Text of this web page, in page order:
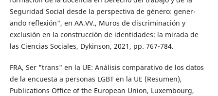
Seguridad Social desde la perspectiva de género: gener-
ando reflexión", en AA.VV., Muros de discriminación y
exclusión en la construcción de identidades: la mirada de
las Ciencias Sociales, Dykinson, 2021, pp. 767-784.
FRA, Ser "trans" en la UE: Análisis comparativo de los datos
de la encuesta a personas LGBT en la UE (Resumen),
Publications Office of the European Union, Luxembourg,